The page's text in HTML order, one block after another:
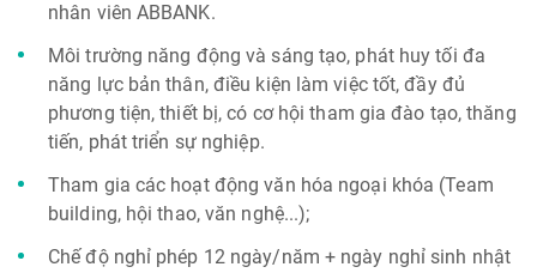
nhân viên ABBANK.
Môi trường năng động và sáng tạo, phát huy tối đa
năng lực bản thân, điều kiện làm việc tốt, đầy đủ
phương tiện, thiết bị, có cơ hội tham gia đào tạo, thăng
tiến, phát triển sự nghiệp.
Tham gia các hoạt động văn hóa ngoại khóa (Team
building, hội thao, văn nghệ...);
Chế độ nghỉ phép 12 ngày/năm + ngày nghỉ sinh nhật